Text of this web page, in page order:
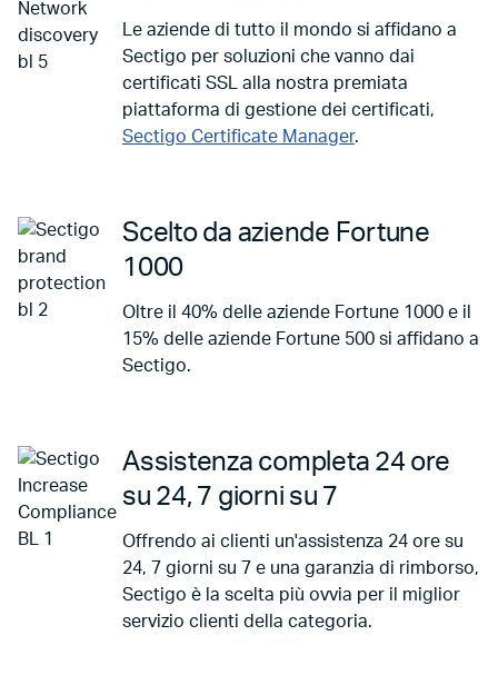
Le aziende di tutto il mondo si affidano a
Sectigo per soluzioni che vanno dai
certificati SSL alla nostra premiata
piattaforma di gestione dei certificati,
Sectigo Certificate Manager.
Scelto da aziende Fortune
1000
Oltre il 40% delle aziende Fortune 1000 e il
15% delle aziende Fortune 500 si affidano a
Sectigo.
Assistenza completa 24 ore
su 24, 7 giorni su 7
Offrendo ai clienti un'assistenza 24 ore su
24, 7 giorni su 7 e una garanzia di rimborso,
Sectigo è la scelta più ovvia per il miglior
servizio clienti della categoria.